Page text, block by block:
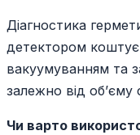
Діагностика
детектором
вакуумуванням та
залежно від об’єму
Чи варто